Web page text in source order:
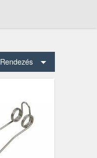
Rendezés